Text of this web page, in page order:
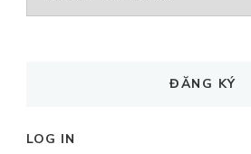
MỤC
ĐĂNG KÝ
LOG IN